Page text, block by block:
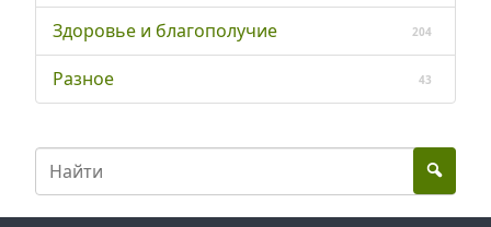
Здоровье и благополучие 204
Разное 43